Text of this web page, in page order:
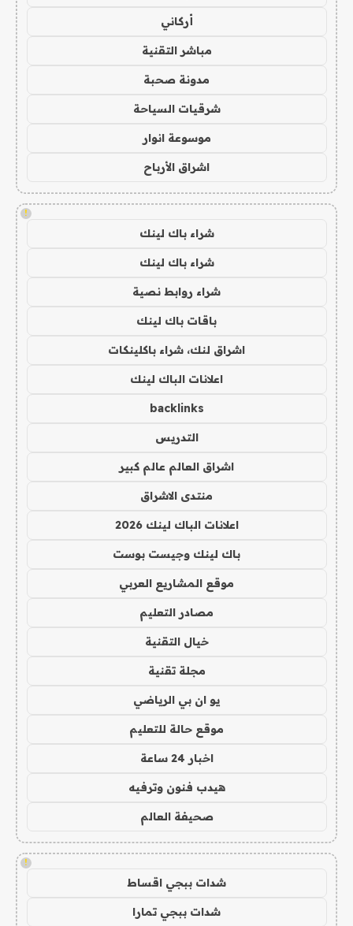
أركاني
مباشر التقنية
مدونة صحبة
شرقيات السياحة
موسوعة انوار
اشراق الأرباح
!
شراء باك لينك
شراء باك لينك
شراء روابط نصية
باقات باك لينك
اشراق لنك، شراء باكلينكات
اعلانات الباك لينك
backlinks
التدريس
اشراق العالم عالم كبير
منتدى الاشراق
اعلانات الباك لينك 2026
باك لينك وجيست بوست
موقع المشاريع العربي
مصادر التعليم
خيال التقنية
مجلة تقنية
يو ان بي الرياضي
موقع حالة للتعليم
اخبار 24 ساعة
هيدب فنون وترفيه
صحيفة العالم
!
شدات ببجي اقساط
شدات ببجي تمارا